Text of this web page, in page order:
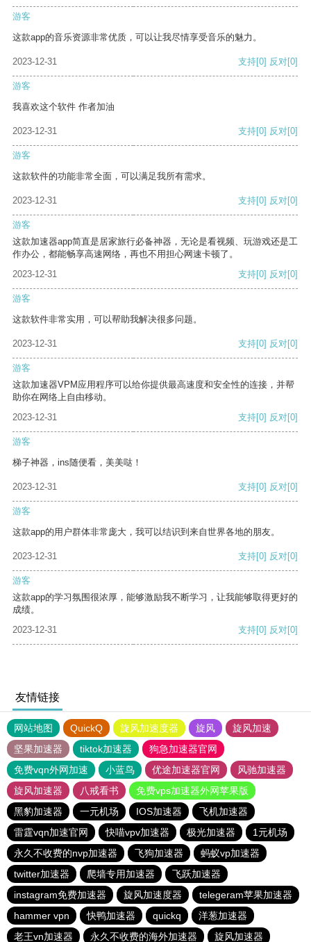
游客
这款app的音乐资源非常优质，可以让我尽情享受音乐的魅力。
2023-12-31 支持[0] 反对[0]
游客
我喜欢这个软件 作者加油
2023-12-31 支持[0] 反对[0]
游客
这款软件的功能非常全面，可以满足我所有需求。
2023-12-31 支持[0] 反对[0]
游客
这款加速器app简直是居家旅行必备神器，无论是看视频、玩游戏还是工
作办公，都能畅享高速网络，再也不用担心网速卡顿了。
2023-12-31
支持[0] 反对[0]
游客
这款软件非常实用，可以帮助我解决很多问题。
2023-12-31 支持[0] 反对[0]
游客
这款加速器VPM应用程序可以给你提供最高速度和安全性的连接，并帮
助你在网络上自由移动。
2023-12-31
支持[0] 反对[0]
游客
梯子神器，ins随便看，美美哒！
2023-12-31 支持[0] 反对[0]
游客
这款app的用户群体非常庞大，我可以结识到来自世界各地的朋友。
2023-12-31 支持[0] 反对[0]
游客
这款app的学习氛围很浓厚，能够激励我不断学习，让我能够取得更好的
成绩。
2023-12-31
支持[0] 反对[0]
友情链接
网站地图 QuickQ 旋风加速度器 旋风
旋风加速
坚果加速器
tiktok加速器
狗急加速器官网
免费vqn外网加速
小蓝鸟 优途加速器官网
风驰加速器
旋风加速器
八戒看书
免费vps加速器外网苹果版
黑豹加速器
一元机场 IOS加速器
飞机加速器
雷霆vqn加速官网
快喵vpv加速器 极光加速器
1元机场
永久不收费的nvp加速器
飞狗加速器
蚂蚁vp加速器
twitter加速器
爬墙专用加速器
飞跃加速器
instagram免费加速器
旋风加速度器
telegeram苹果加速器
hammer vpn
快鸭加速器 quickq
洋葱加速器
老王vn加速器
永久不收费的海外加速器 旋风加速器